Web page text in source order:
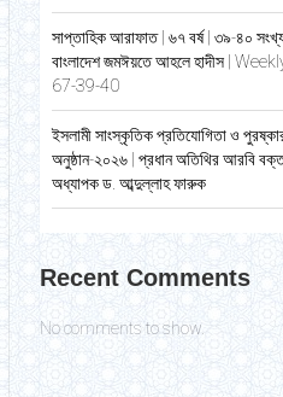
সাপ্তাহিক আরাফাত | ৬৭ বর্ষ | ৩৯-৪০
বাংলাদেশ জমঈয়তে আহলে হাদীস |
67-39-40
ইসলামী সাংস্কৃতিক প্রতিযোগিতা ও
অনুষ্ঠান-২০২৬ | প্রধান অতিথির আরবি
অধ্যাপক ড. আব্দুল্লাহ ফারুক
Recent Comments
No comments to show.